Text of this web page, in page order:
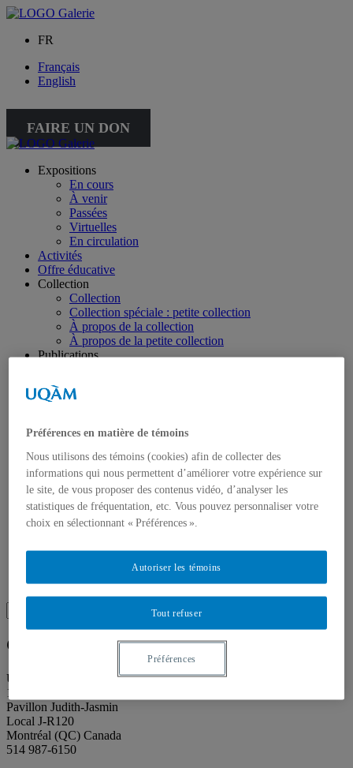
FR
Français
English
FAIRE UN DON
Expositions
En cours
À venir
Passées
Virtuelles
En circulation
Activités
Offre éducative
Collection
Collection
Collection spéciale : petite collection
À propos de la collection
À propos de la petite collection
Publications
À propos des Éditions les petits carnets
À propos
Accessibilité
Contact
Mandat
Historique
Équipe
Proposition de projet
Partenaires
Salle de presse
Recherche placeholder
for:
Search
Galerie de l’UQAM
Université du Québec à Montréal
1400 rue Berri
Pavillon Judith-Jasmin
Local J-R120
Montréal (QC) Canada
514 987-6150
Préférences en matière de témoins
Nous utilisons des témoins (cookies) afin de collecter des
informations qui nous permettent d’améliorer votre expérience sur
le site, de vous proposer des contenus vidéo, d’analyser les
statistiques de fréquentation, etc. Vous pouvez personnaliser votre
choix en sélectionnant « Préférences ».
Tout refuser
Autoriser les témoins
Préférences